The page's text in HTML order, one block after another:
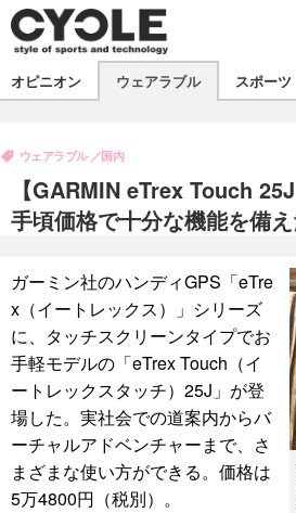
製品/用品
飲食
コラム
ボイス
デバイス
ビジネス
スポーツ
選手
動画
試乗会
ツアー
芸能
話題
デザイン
動画
ライフ
社会
ハウツー
オピニオン ウェアラブル スポーツ
【GARMIN eTrex Touch
手頃価格で十分な機能を備
ウェアラブル 国内
ガーミン社のハンディGPS「eTre
x（イートレックス）」シリーズ
に、タッチスクリーンタイプでお
手軽モデルの「eTrex Touch（イ
ートレックスタッチ）25J」が登
場した。実社会での道案内からバ
ーチャルアドベンチャーまで、さ
まざまな使い方ができる。価格は
5万4800円（税別）。